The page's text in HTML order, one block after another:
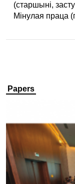
(старшыні,
Мінулая праца
Papers